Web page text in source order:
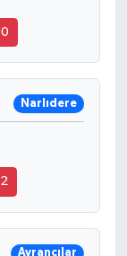
Narlıdere
Ayrancılar